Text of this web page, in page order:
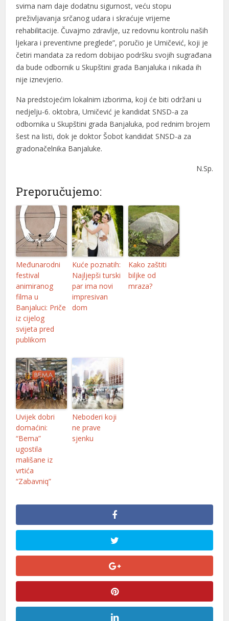
svima nam daje dodatnu sigurnost, veću stopu
preživljavanja srčanog udara i skraćuje vrijeme
rehabilitacije. Čuvajmo zdravlje, uz redovnu kontrolu naših
ljekara i preventivne preglede”, poručio je Umičević, koji je
četiri mandata za redom dobijao podršku svojih sugrađana
da bude odbornik u Skupštini grada Banjaluka i nikada ih
nije iznevjerio.
Na predstojećim lokalnim izborima, koji će biti održani u
nedjelju-6. oktobra, Umičević je kandidat SNSD-a za
odbornika u Skupštini grada Banjaluka, pod rednim brojem
šest na listi, dok je doktor Šobot kandidat SNSD-a za
gradonačelnika Banjaluke.
N.Sp.
Preporučujemo:
Međunarodni
festival
animiranog
filma u
Banjaluci: Priče
iz cijelog
svijeta pred
publikom
Kuće poznatih:
Najljepši turski
par ima novi
impresivan
dom
Kako zaštiti
biljke od
mraza?
Uvijek dobri
domaćini:
“Bema”
ugostila
mališane iz
vrtića
“Zabavniq”
Neboderi koji
ne prave
sjenku